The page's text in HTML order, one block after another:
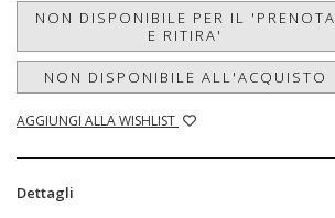
NON DISPONIBILE PER IL 'PRENOTA
E RITIRA'
NON DISPONIBILE ALL'ACQUISTO
AGGIUNGI ALLA WISHLIST
Dettagli